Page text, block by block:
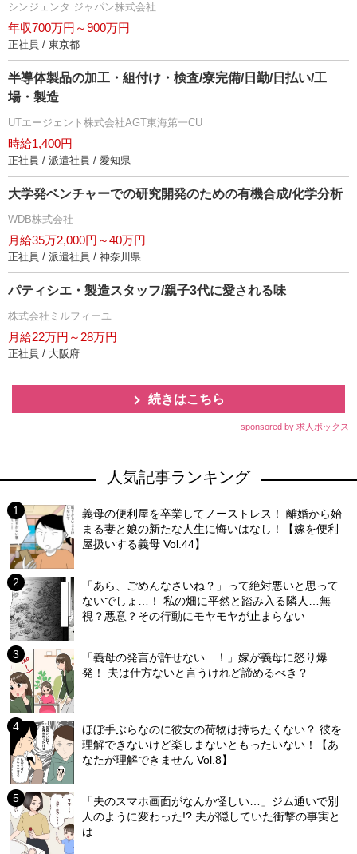
シンジェンタ ジャパン株式会社
年収700万円～900万円
正社員 / 東京都
半導体製品の加工・組付け・検査/寮完備/日勤/日払い/工
場・製造
UTエージェント株式会社AGT東海第一CU
時給1,400円
正社員 / 派遣社員 / 愛知県
大学発ベンチャーでの研究開発のための有機合成/化学分析
WDB株式会社
月給35万2,000円～40万円
正社員 / 派遣社員 / 神奈川県
パティシエ・製造スタッフ/親子3代に愛される味
株式会社ミルフィーユ
月給22万円～28万円
正社員 / 大阪府
続きはこちら
sponsored by 求人ボックス
人気記事ランキング
義母の便利屋を卒業してノーストレス！ 離婚から始
まる妻と娘の新たな人生に悔いはなし！【嫁を便利
屋扱いする義母 Vol.44】
「あら、ごめんなさいね？」って絶対悪いと思って
ないでしょ…！ 私の畑に平然と踏み入る隣人…無
視？悪意？その行動にモヤモヤが止まらない
「義母の発言が許せない…！」嫁が義母に怒り爆
発！ 夫は仕方ないと言うけれど諦めるべき？
ほぼ手ぶらなのに彼女の荷物は持ちたくない？ 彼を
理解できないけど楽しまないともったいない！【あ
なたが理解できません Vol.8】
「夫のスマホ画面がなんか怪しい…」ジム通いで別
人のように変わった!? 夫が隠していた衝撃の事実と
は